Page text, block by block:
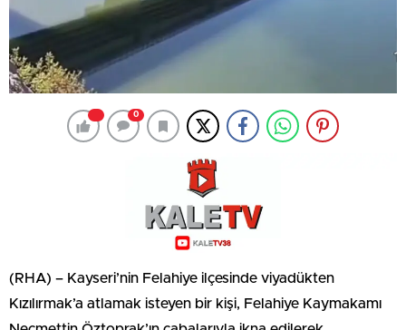
0
(RHA) – Kayseri’nin Felahiye ilçesinde viyadükten
Kızılırmak’a atlamak isteyen bir kişi, Felahiye Kaymakamı